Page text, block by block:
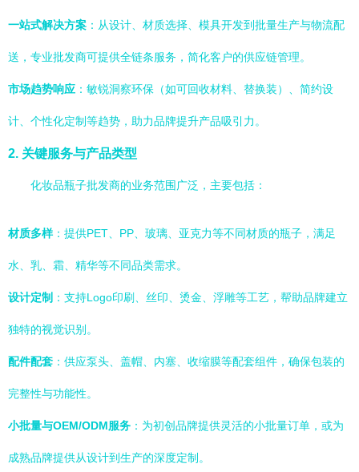
一站式解决方案 ：从设计、材质选择、模具开发到批量生产与物流配
送，专业批发商可提供全链条服务，简化客户的供应链管理。
市场趋势响应 ：敏锐洞察环保（如可回收材料、替换装）、简约设
计、个性化定制等趋势，助力品牌提升产品吸引力。
2. 关键服务与产品类型
化妆品瓶子批发商的业务范围广泛，主要包括：
材质多样：提供PET、PP、玻璃、亚克力等不同材质的瓶子，满足
水、乳、霜、精华等不同品类需求。
设计定制 ：支持Logo印刷、丝印、烫金、浮雕等工艺，帮助品牌建立
独特的视觉识别。
配件配套 ：供应泵头、盖帽、内塞、收缩膜等配套组件，确保包装的
完整性与功能性。
小批量与OEM/ODM服务 ：为初创品牌提供灵活的小批量订单，或为
成熟品牌提供从设计到生产的深度定制。